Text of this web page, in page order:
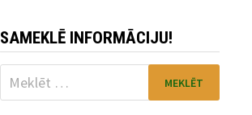
SAMEKLĒ INFORMĀCIJU!
Meklēt: